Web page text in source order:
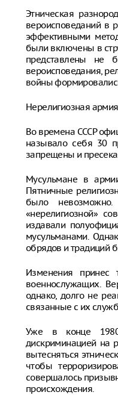
Этническая
вероисповеданий в
эффективными
были включены в
представлены не
вероисповедания,
войны
Нерелигиозная армия
Во времена СССР
называло себя 30
запрещены и
Мусульмане в
Пятничные
было
«нерелигиозной»
издавали
мусульманами.
обрядов и традиций
Изменения принес
военнослужащих.
однако, долго не
связанные с их
Уже в конце
дискриминацией на
вытесняться
чтобы
совершалось
происхождения.